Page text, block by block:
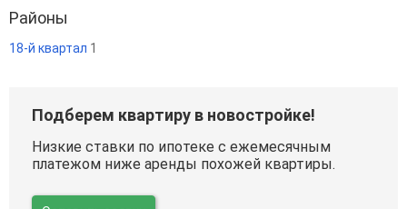
Районы
18-й квартал 1
Подберем квартиру в новостройке!
Низкие ставки по ипотеке с ежемесячным
платежом ниже аренды похожей квартиры.